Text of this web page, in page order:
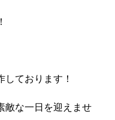
しております！
敵な一日を迎えませ